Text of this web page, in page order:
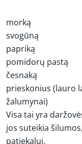
morką
svogūną
papriką
pomidorų pastą
česnaką
prieskonius (lauro
žalumynai)
Visa tai yra
jos suteikia
patiekalui.